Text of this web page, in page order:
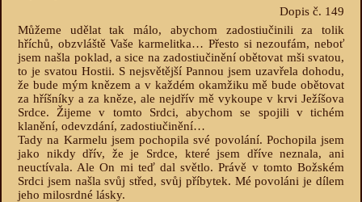
Dopis č. 149
Můžeme udělat tak málo, abychom zadostiučinili za tolik
hříchů, obzvláště Vaše karmelitka… Přesto si nezoufám, neboť
jsem našla poklad, a sice na zadostiučinění obětovat mši svatou,
to je svatou Hostii. S nejsvětější Pannou jsem uzavřela dohodu,
že bude mým knězem a v každém okamžiku mě bude obětovat
za hříšníky a za kněze, ale nejdřív mě vykoupe v krvi Ježíšova
Srdce. Žijeme v tomto Srdci, abychom se spojili v tichém
klanění, odevzdání, zadostiučinění…
Tady na Karmelu jsem pochopila své povolání. Pochopila jsem
jako nikdy dřív, že je Srdce, které jsem dříve neznala, ani
neuctívala. Ale On mi teď dal světlo. Právě v tomto Božském
Srdci jsem našla svůj střed, svůj příbytek. Mé povoláni je dílem
jeho milosrdné lásky.